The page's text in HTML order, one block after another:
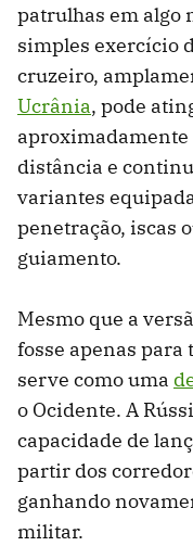
patrulhas em algo
simples exercício
cruzeiro,
Ucrânia, pode
distância e
variantes
penetração, iscas
guiamento.
Mesmo que a
fosse apenas
serve como uma
o Ocidente. A
capacidade de
partir dos
ganhando
militar.